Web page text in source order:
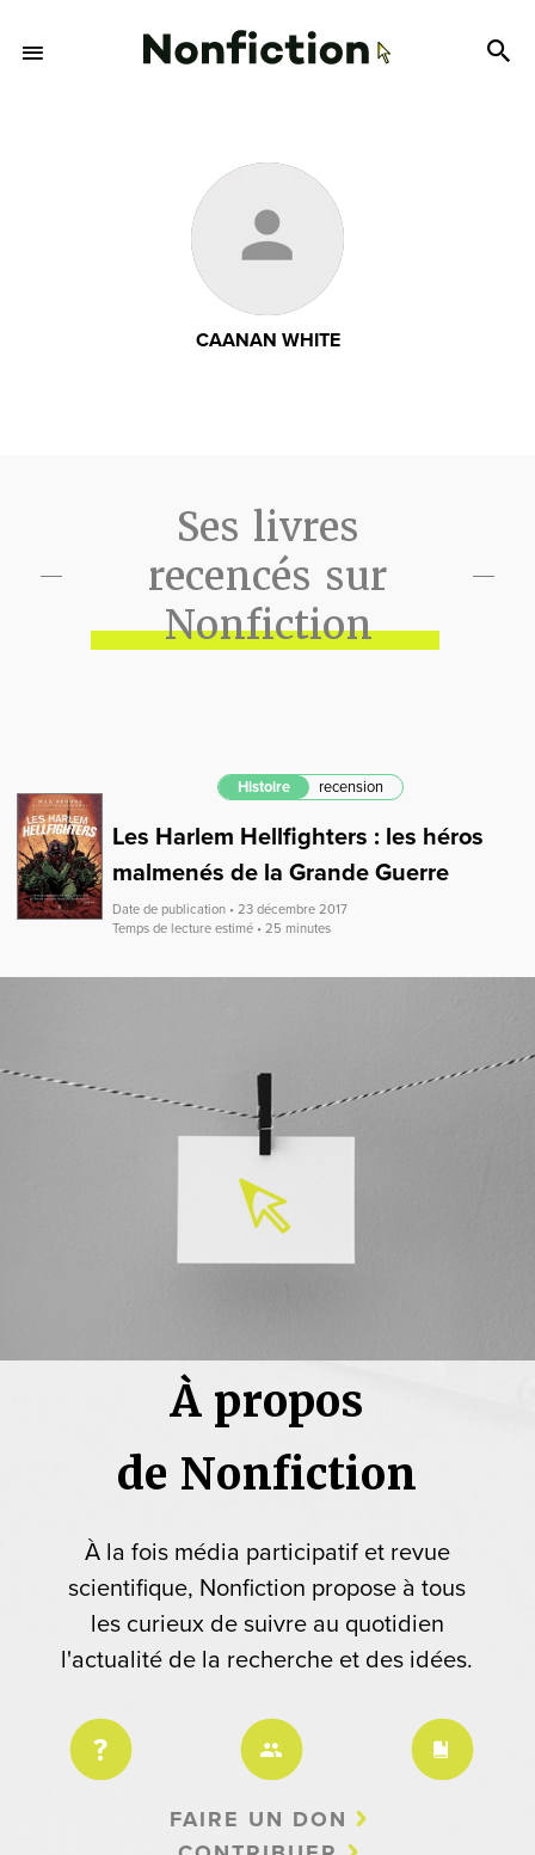
CAANAN WHITE
Ses livres
recencés sur
Nonfiction
Histoire recension
Les Harlem Hellfighters : les héros
malmenés de la Grande Guerre
Date de publication • 23 décembre 2017
Temps de lecture estimé • 25 minutes
À propos
de Nonfiction
À la fois média participatif et revue
scientifique, Nonfiction propose à tous
les curieux de suivre au quotidien
l'actualité de la recherche et des idées.
FAIRE UN DON